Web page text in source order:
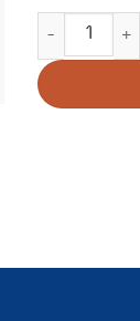
Plasma-